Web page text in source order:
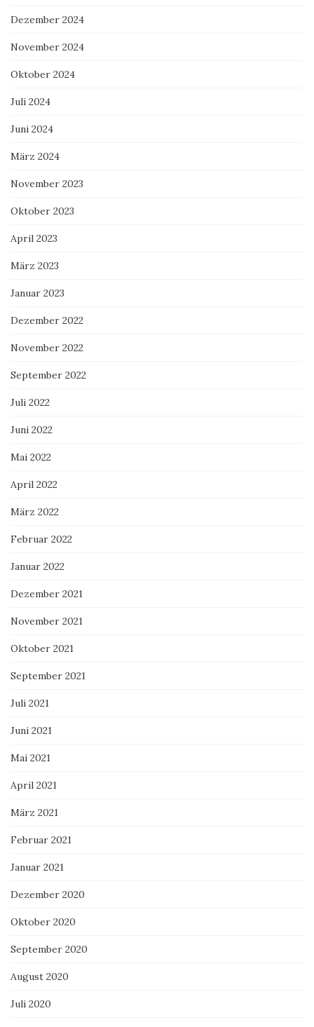
Dezember 2024
November 2024
Oktober 2024
Juli 2024
Juni 2024
März 2024
November 2023
Oktober 2023
April 2023
März 2023
Januar 2023
Dezember 2022
November 2022
September 2022
Juli 2022
Juni 2022
Mai 2022
April 2022
März 2022
Februar 2022
Januar 2022
Dezember 2021
November 2021
Oktober 2021
September 2021
Juli 2021
Juni 2021
Mai 2021
April 2021
März 2021
Februar 2021
Januar 2021
Dezember 2020
Oktober 2020
September 2020
August 2020
Juli 2020